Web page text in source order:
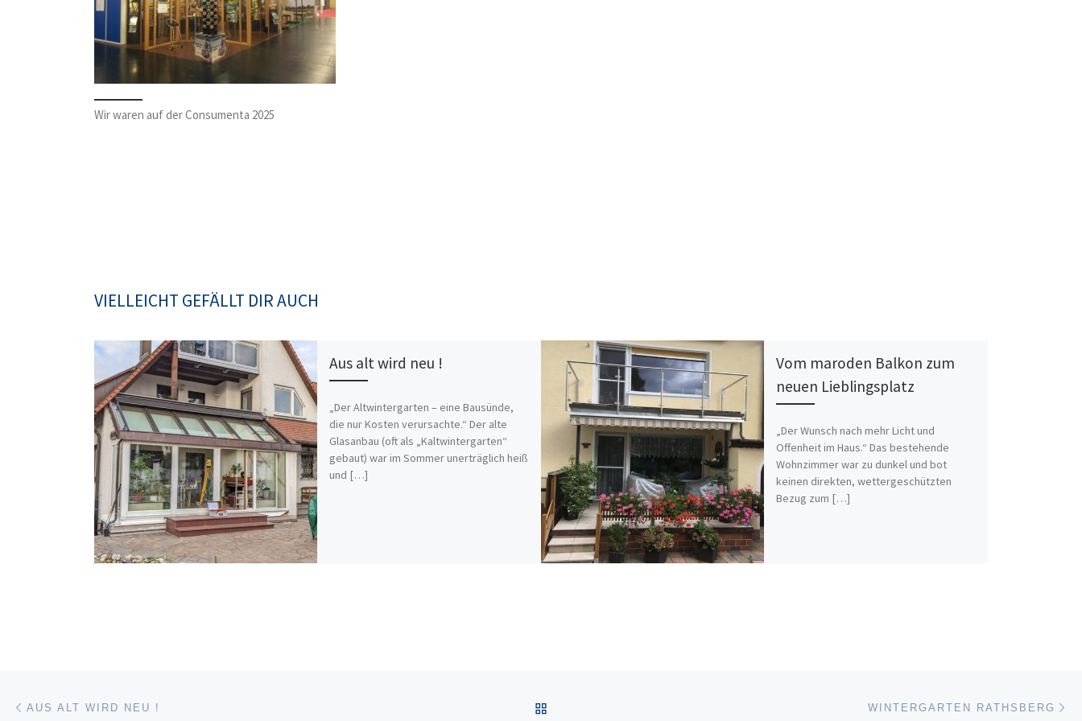
Wir waren auf der Consumenta 2025
VIELLEICHT GEFÄLLT DIR AUCH
Aus alt wird neu !
„Der Altwintergarten – eine Bausünde,
die nur Kosten verursachte.“ Der alte
Glasanbau (oft als „Kaltwintergarten“
gebaut) war im Sommer unerträglich heiß
und […]
Vom maroden Balkon zum
neuen Lieblingsplatz
„Der Wunsch nach mehr Licht und
Offenheit im Haus.“ Das bestehende
Wohnzimmer war zu dunkel und bot
keinen direkten, wettergeschützten
Bezug zum […]
Beitragsnavigation
AUS ALT WIRD NEU ! WINTERGARTEN RATHSBERG